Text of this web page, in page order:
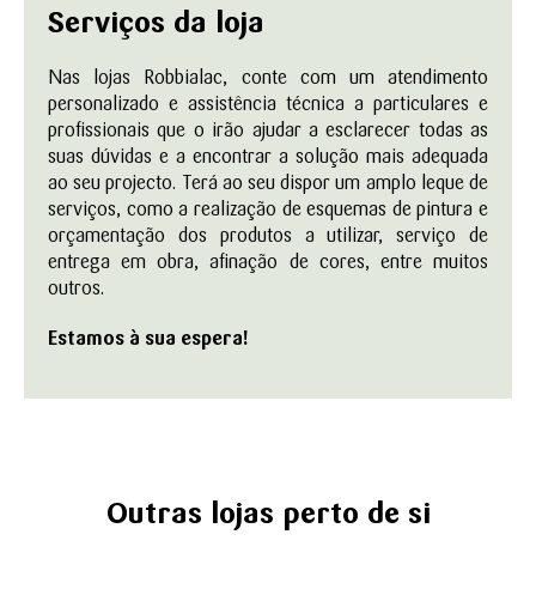
Serviços da loja
Nas lojas Robbialac, conte com um atendimento
personalizado e assistência técnica a particulares e
profissionais que o irão ajudar a esclarecer todas as
suas dúvidas e a encontrar a solução mais adequada
ao seu projecto. Terá ao seu dispor um amplo leque de
serviços, como a realização de esquemas de pintura e
orçamentação dos produtos a utilizar, serviço de
entrega em obra, afinação de cores, entre muitos
outros.
Estamos à sua espera!
Outras lojas perto de si